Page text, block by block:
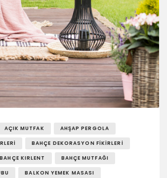
AÇIK MUTFAK
AHŞAP PERGOLA
BAHÇE DEKORASYON FIKIRLERI
BAHÇE KIRLENT
BAHÇE MUTFAĞI
BALKON YEMEK MASASI